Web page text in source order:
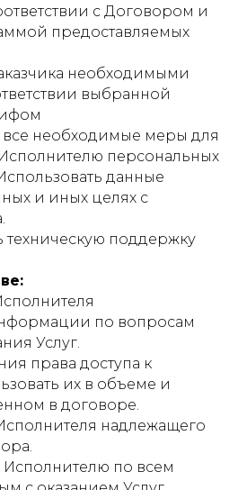
с Договором и
предоставляемых
необходимыми
выбранной
все необходимые меры для
персональных
данные
и иных целях с
техническую поддержку
по вопросам
Услуг.
права доступа к
их в объеме и
в договоре.
надлежащего
Исполнителю по всем